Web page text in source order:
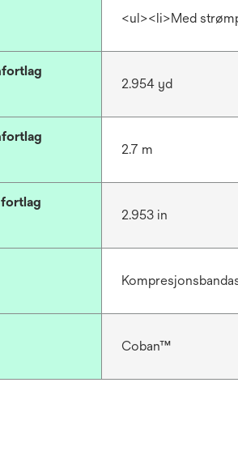
<ul><li>Med
2.954 yd
2.7 m
2.953 in
Coban™